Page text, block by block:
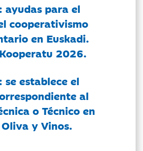
ayudas para el
cooperativismo
en Euskadi.
2026.
se establece el
al
o Técnico en
y Vinos.